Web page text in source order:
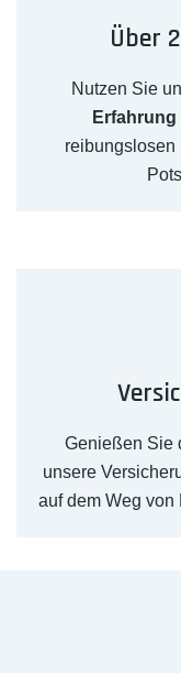
Über
Nutzen Sie
Erfahrung
reibungslosen
Genießen Sie
unsere
auf dem Weg